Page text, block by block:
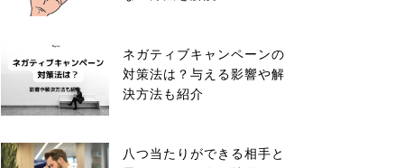
ネガティブキャンペーンの
対策法は？与える影響や解
決方法も紹介
八つ当たりができる相手と